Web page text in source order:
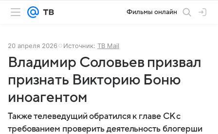
Фильмы онлайн
20 апреля 2026 Источник: ТВ Mail
Владимир Соловьев призвал
признать Викторию Боню
иноагентом
Также телеведущий обратился к главе СК с
требованием проверить деятельность блогерши